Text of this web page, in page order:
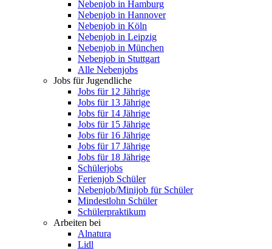
Nebenjob in Hamburg
Nebenjob in Hannover
Nebenjob in Köln
Nebenjob in Leipzig
Nebenjob in München
Nebenjob in Stuttgart
Alle Nebenjobs
Jobs für Jugendliche
Jobs für 12 Jährige
Jobs für 13 Jährige
Jobs für 14 Jährige
Jobs für 15 Jährige
Jobs für 16 Jährige
Jobs für 17 Jährige
Jobs für 18 Jährige
Schülerjobs
Ferienjob Schüler
Nebenjob/Minijob für Schüler
Mindestlohn Schüler
Schülerpraktikum
Arbeiten bei
Alnatura
Lidl